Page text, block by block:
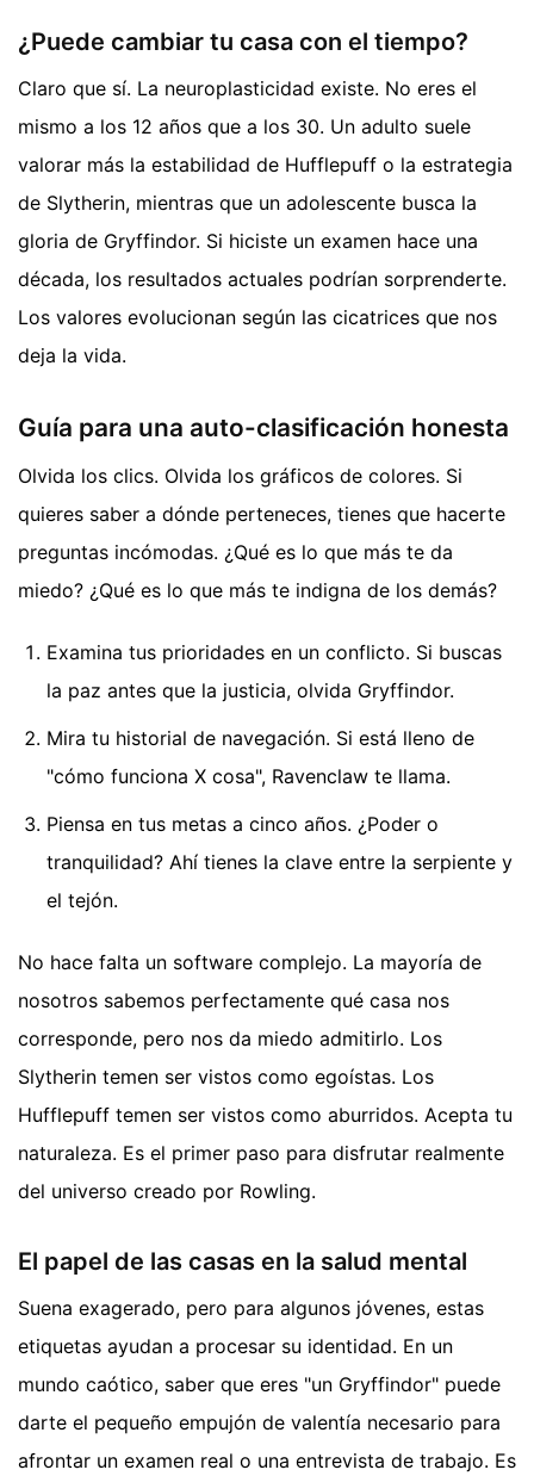
¿Puede cambiar tu casa con el tiempo?
Claro que sí. La neuroplasticidad existe. No eres el
mismo a los 12 años que a los 30. Un adulto suele
valorar más la estabilidad de Hufflepuff o la estrategia
de Slytherin, mientras que un adolescente busca la
gloria de Gryffindor. Si hiciste un examen hace una
década, los resultados actuales podrían sorprenderte.
Los valores evolucionan según las cicatrices que nos
deja la vida.
Guía para una auto-clasificación honesta
Olvida los clics. Olvida los gráficos de colores. Si
quieres saber a dónde perteneces, tienes que hacerte
preguntas incómodas. ¿Qué es lo que más te da
miedo? ¿Qué es lo que más te indigna de los demás?
Examina tus prioridades en un conflicto. Si buscas
la paz antes que la justicia, olvida Gryffindor.
Mira tu historial de navegación. Si está lleno de
"cómo funciona X cosa", Ravenclaw te llama.
Piensa en tus metas a cinco años. ¿Poder o
tranquilidad? Ahí tienes la clave entre la serpiente y
el tejón.
No hace falta un software complejo. La mayoría de
nosotros sabemos perfectamente qué casa nos
corresponde, pero nos da miedo admitirlo. Los
Slytherin temen ser vistos como egoístas. Los
Hufflepuff temen ser vistos como aburridos. Acepta tu
naturaleza. Es el primer paso para disfrutar realmente
del universo creado por Rowling.
El papel de las casas en la salud mental
Suena exagerado, pero para algunos jóvenes, estas
etiquetas ayudan a procesar su identidad. En un
mundo caótico, saber que eres "un Gryffindor" puede
darte el pequeño empujón de valentía necesario para
afrontar un examen real o una entrevista de trabajo. Es